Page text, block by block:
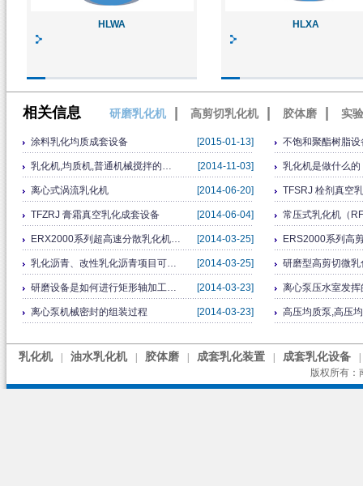
HLWA HLXA
相关信息 研磨乳化机 高剪切乳化机 胶体磨 实
[2015-01-13]
涂料乳化均质成套设备 不饱和聚酯树脂设
[2014-11-03]
乳化机,均质机,普通机械搅拌的… 乳化机是做什么的
[2014-06-20]
离心式涡流乳化机 TFSRJ 栓剂真空
[2014-06-04]
TFZRJ 膏霜真空乳化成套设备 常压式乳化机（
[2014-03-25]
ERX2000系列超高速分散乳化机… ERS2000系列高
[2014-03-25]
乳化沥青、改性乳化沥青项目可… 研磨型高剪切微
[2014-03-23]
研磨设备是如何进行矩形轴加工… 离心泵压水室发
[2014-03-23]
离心泵机械密封的组装过程 高压均质泵,高压
乳化机 油水乳化机 胶体磨 成套乳化装置 成套乳化设备
版权所有：